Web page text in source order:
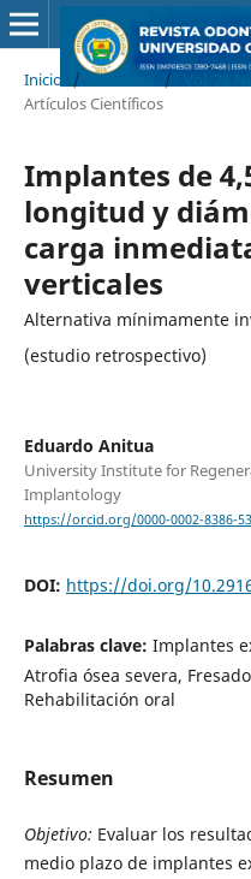
Inicio / Archivos / Vol. 28
Artículos Científicos
Implantes de
longitud y
carga
verticales
Alternativa mínimamente
(estudio retrospectivo)
Eduardo Anitua
University Institute for
Implantology
https://orcid.org/0000-0002-8386-
DOI: https://doi.org/
Palabras clave: Implantes
Atrofia ósea severa,
Rehabilitación oral
Resumen
Objetivo: Evaluar los
medio plazo de implantes